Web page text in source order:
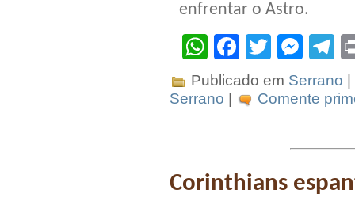
enfrentar o Astro.
WhatsApp
Facebook
Twitter
Publicado em Serrano
Serrano
Comente
Corinthians